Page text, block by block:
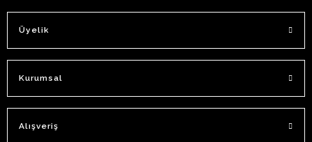
Üyelik
Kurumsal
Alışveriş